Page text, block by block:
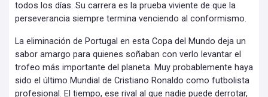
todos los días. Su carrera es la prueba viviente de que la
perseverancia siempre termina venciendo al conformismo.
La eliminación de Portugal en esta Copa del Mundo deja un
sabor amargo para quienes soñaban con verlo levantar el
trofeo más importante del planeta. Muy probablemente haya
sido el último Mundial de Cristiano Ronaldo como futbolista
profesional. El tiempo, ese rival al que nadie puede derrotar,